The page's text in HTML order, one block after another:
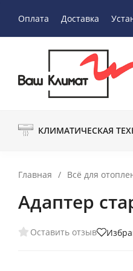
Оплата Доставка
КЛИМАТИЧЕСКАЯ
Главная / Всё для
Адаптер
Оставить отзыв